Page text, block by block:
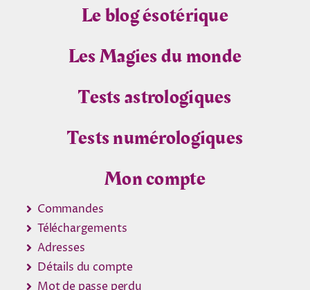
Le blog ésotérique
Les Magies du monde
Tests astrologiques
Tests numérologiques
Mon compte
Commandes
Téléchargements
Adresses
Détails du compte
Mot de passe perdu